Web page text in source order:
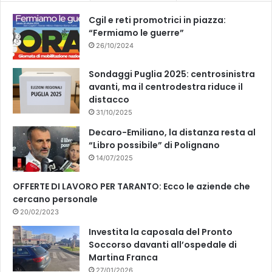
k
Cgil e reti promotrici in piazza:
“Fermiamo le guerre”
26/10/2024
Sondaggi Puglia 2025: centrosinistra
avanti, ma il centrodestra riduce il
distacco
31/10/2025
Decaro-Emiliano, la distanza resta al
“Libro possibile” di Polignano
14/07/2025
OFFERTE DI LAVORO PER TARANTO: Ecco le aziende che
cercano personale
20/02/2023
Investita la caposala del Pronto
Soccorso davanti all’ospedale di
Martina Franca